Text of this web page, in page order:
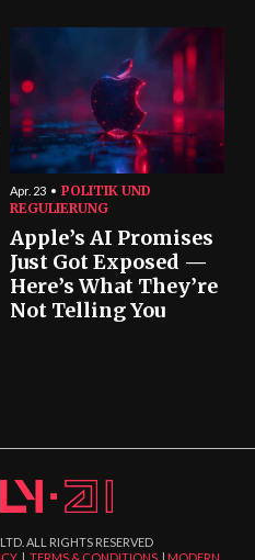
Apr. 23
POLITIK UND
REGULIERUNG
Apple’s AI Promises
Just Got Exposed —
Here’s What They’re
Not Telling You
ALL RIGHTS RESERVED
|TERMS & CONDITIONS | MODERN